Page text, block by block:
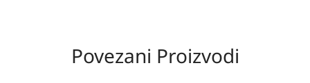
Povezani Proizvodi